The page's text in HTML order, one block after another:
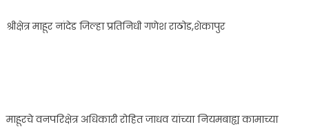
श्रीक्षेत्र माहूर नांदेड जिल्हा प्रतिनिधी गणेश राठोड,शेकापुर
माहूरचे वनपरिक्षेत्र अधिकारी रोहित जाधव यांच्या नियमबाह्य कामाच्या